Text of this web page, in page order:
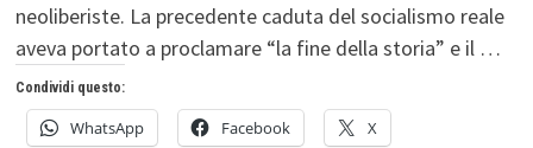
neoliberiste. La precedente caduta del socialismo reale
aveva portato a proclamare “la fine della storia” e il …
Condividi questo:
WhatsApp Facebook X